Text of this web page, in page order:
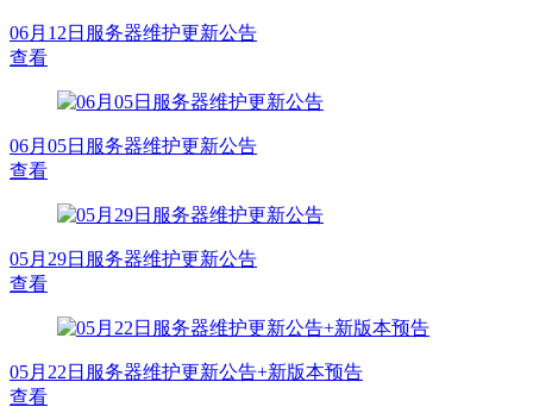
06月12日服务器维护更新公告
查看
06月05日服务器维护更新公告
查看
05月29日服务器维护更新公告
查看
05月22日服务器维护更新公告+新版本预告
查看